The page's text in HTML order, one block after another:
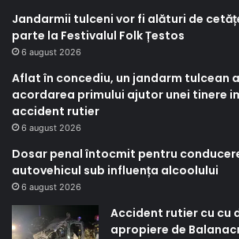
Jandarmii tulceni vor fi alături de
parte la Festivalul Folk Țestos
6 august 2026
Aflat în concediu, un jandarm tulcean
acordarea primului ajutor unei tinere
accident rutier
6 august 2026
Dosar penal întocmit pentru
autovehicul sub influența alcoolului
6 august 2026
Accident rutier cu cu
apropiere de